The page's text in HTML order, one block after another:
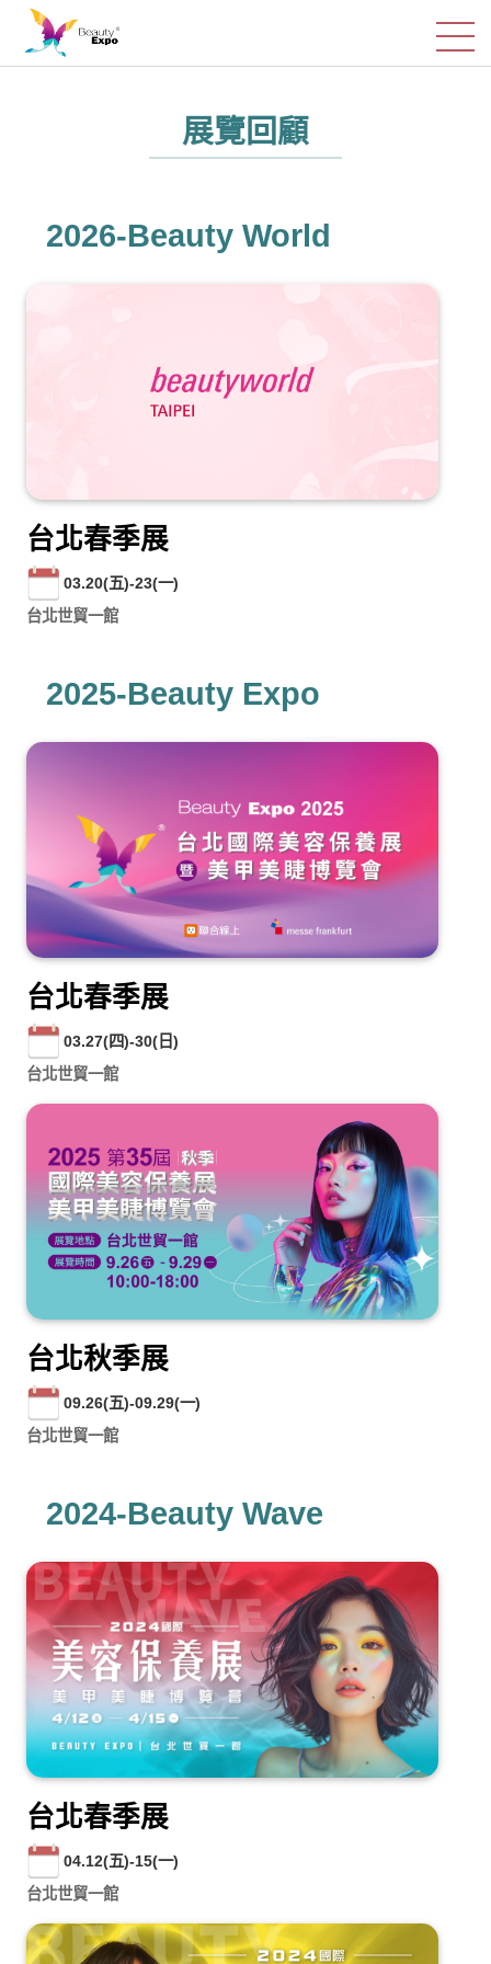
展覽回顧
2026-Beauty World
台北春季展
03.20(五)-23(一)
台北世貿一館
2025-Beauty Expo
台北春季展
03.27(四)-30(日)
台北世貿一館
台北秋季展
09.26(五)-09.29(一)
台北世貿一館
2024-Beauty Wave
台北春季展
04.12(五)-15(一)
台北世貿一館